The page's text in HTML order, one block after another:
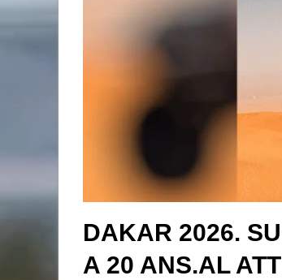
DAKAR 2026.
A 20 ANS.AL